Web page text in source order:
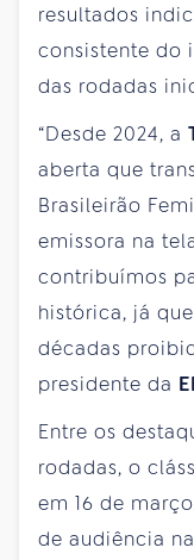
resultados
consistente do
das rodadas
“Desde 2024, a
aberta que
Brasileirão
emissora na
contribuímos
histórica, já
décadas
presidente da
Entre os
rodadas, o
em 16 de
de audiência